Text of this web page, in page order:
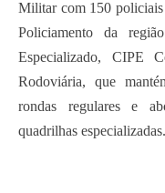
Militar com 150 policiais
Policiamento da
Especializado, CIPE
Rodoviária, que
rondas regulares e
quadrilhas especializadas.